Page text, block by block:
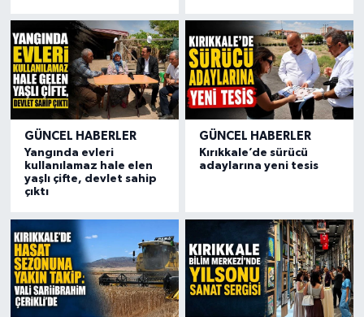
GÜNCEL HABERLER
Yangında evleri
kullanılamaz hale elen
yaşlı çifte, devlet sahip
çıktı
GÜNCEL HABERLER
Kırıkkale’de sürücü
adaylarına yeni tesis